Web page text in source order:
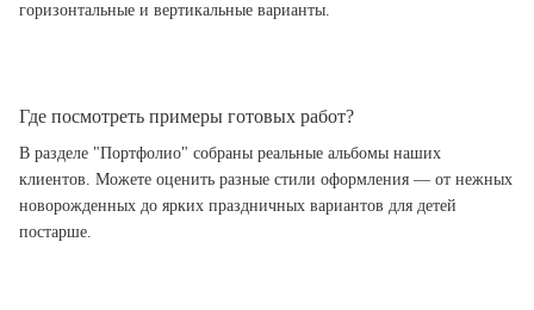
горизонтальные и вертикальные варианты.
Где посмотреть примеры готовых работ?
В разделе "Портфолио" собраны реальные альбомы наших
клиентов. Можете оценить разные стили оформления — от нежных
новорожденных до ярких праздничных вариантов для детей
постарше.